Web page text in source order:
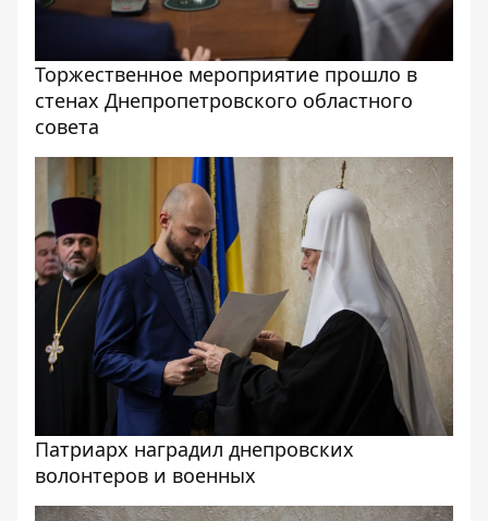
Торжественное мероприятие прошло в
стенах Днепропетровского областного
совета
Патриарх наградил днепровских
волонтеров и военных